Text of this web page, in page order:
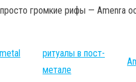
громкие рифы — Amenra
ритуалы в пост-
метале